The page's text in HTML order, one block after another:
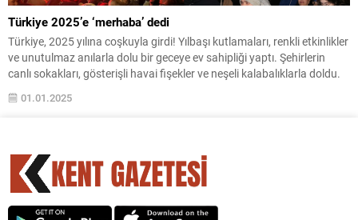
Türkiye 2025’e ‘merhaba’ dedi
Türkiye, 2025 yılına coşkuyla girdi! Yılbaşı kutlamaları, renkli etkinlikler
ve unutulmaz anılarla dolu bir geceye ev sahipliği yaptı. Şehirlerin
canlı sokakları, gösterişli havai fişekler ve neşeli kalabalıklarla doldu.
01.01.2025